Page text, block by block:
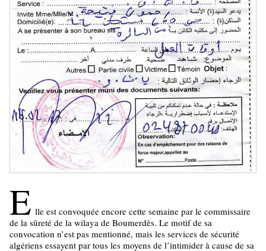
E lle est convoquée encore cette semaine par le commissaire
de la sûreté de la wilaya de Boumerdès. Le motif de sa
convocation n’est pas mentionné, mais les services de sécurité
algériens essayent par tous les moyens de l’intimider à cause de sa